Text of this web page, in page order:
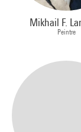
Mikhail F.
Peintre